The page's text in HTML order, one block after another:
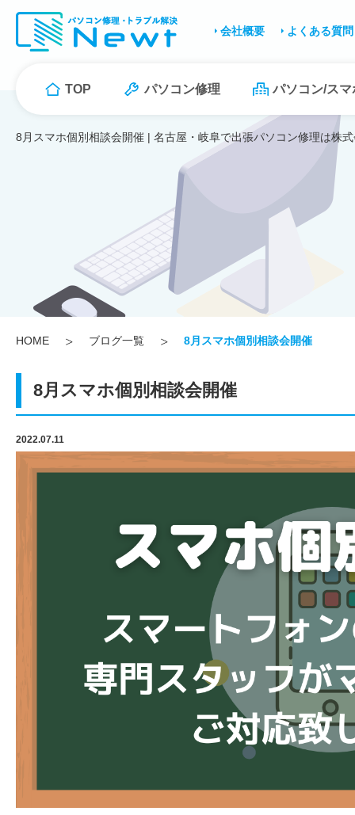
TOP パソコン修理 パソコン/ス
会社概要 よくある質問
8月スマホ個別相談会開催 | 名古屋・岐阜で出張パソコン修理は株
HOME ブログ一覧 8月スマホ個別相談会開催
8月スマホ個別相談会開催
2022.07.11